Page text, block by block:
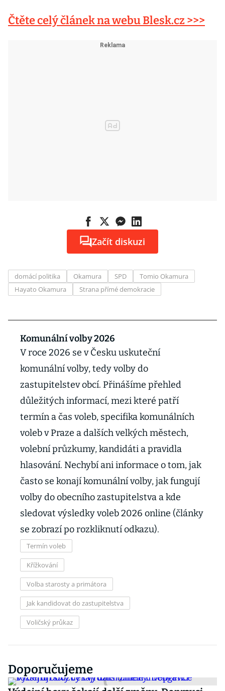
Čtěte celý článek na webu Blesk.cz >>>
Začít diskuzi
domácí politika Okamura SPD
Tomio Okamura
Hayato Okamura
Strana přímé demokracie
Komunální volby 2026
V roce 2026 se v Česku uskuteční
komunální volby, tedy volby do
zastupitelstev obcí. Přinášíme přehled
důležitých informací, mezi které patří
termín a čas voleb, specifika komunálních
voleb v Praze a dalších velkých městech,
volební průzkumy, kandidáti a pravidla
hlasování. Nechybí ani informace o tom, jak
často se konají komunální volby, jak fungují
volby do obecního zastupitelstva a kde
sledovat výsledky voleb 2026 online (články
se zobrazí po rozkliknutí odkazu).
Termín voleb
Křížkování
Volba starosty a primátora
Jak kandidovat do zastupitelstva
Voličský průkaz
Doporučujeme